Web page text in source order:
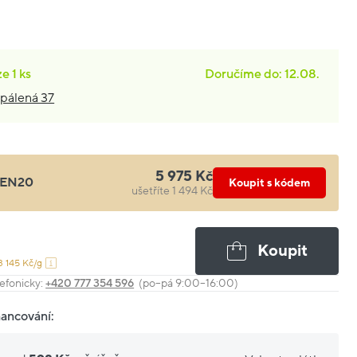
1 ks
Doručíme do: 12.08.
37
5 975 Kč
ušetříte 1 494 Kč
Koupit s kódem
145 Kč/g
Koupit
+420 777 354 596 (po–pá 9:00–16:00)